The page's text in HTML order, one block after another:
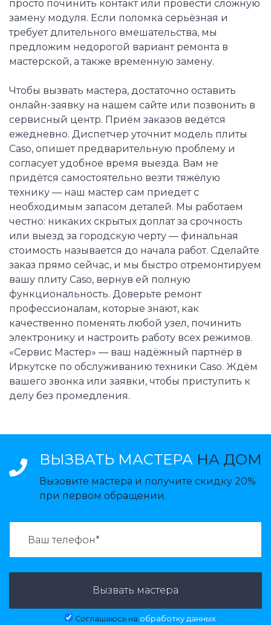
просто починить контакт или провести сложную
замену модуля. Если поломка серьёзная и
требует длительного вмешательства, мы
предложим недорогой вариант ремонта в
мастерской, а также временную замену.
Чтобы вызвать мастера, достаточно оставить
онлайн-заявку на нашем сайте или позвонить в
сервисный центр. Приём заказов ведётся
ежедневно. Диспетчер уточнит модель плиты
Caso, опишет предварительную проблему и
согласует удобное время выезда. Вам не
придётся самостоятельно везти тяжёлую
технику — наш мастер сам приедет с
необходимым запасом деталей. Мы работаем
честно: никаких скрытых доплат за срочность
или выезд за городскую черту — финальная
стоимость называется до начала работ. Сделайте
заказ прямо сейчас, и мы быстро отремонтируем
вашу плиту Caso, вернув ей полную
функциональность. Доверьте ремонт
профессионалам, которые знают, как
качественно поменять любой узел, починить
электронику и настроить работу всех режимов.
«Сервис Мастер» — ваш надёжный партнёр в
Иркутске по обслуживанию техники Caso. Ждём
вашего звонка или заявки, чтобы приступить к
делу без промедления.
ВЫЗВАТЬ МАСТЕРА НА ДОМ
Вызовите мастера и получите скидку 20%
при первом обращении.
Вызвать мастера
Соглашаюсь на обработку данных